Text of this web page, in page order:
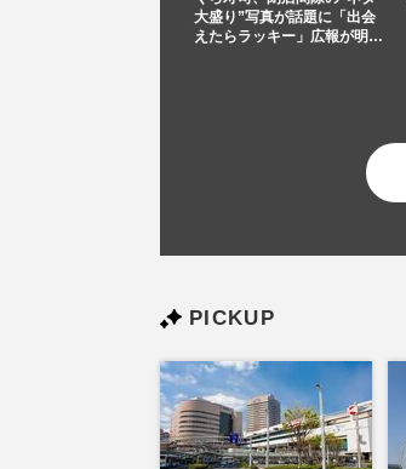
大盛り”写真が話題に「出会
えたらラッキー」広報が明…
PICKUP